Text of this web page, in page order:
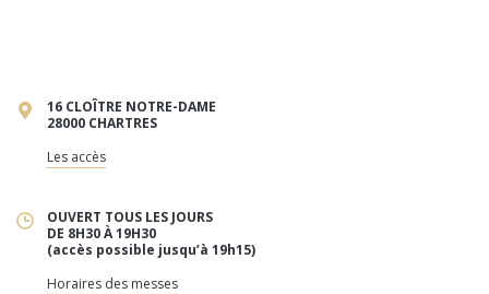
16 CLOÎTRE NOTRE-DAME
28000 CHARTRES
Les accès
OUVERT TOUS LES JOURS
DE 8H30 À 19H30
(accès possible jusqu’à 19h15)
Horaires des messes